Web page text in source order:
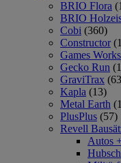
BRIO Flora
BRIO
Cobi (360)
Constructor
Games
Gecko Run
GraviTrax
Kapla (13)
Metal Earth
PlusPlus (57)
Revell
Autos